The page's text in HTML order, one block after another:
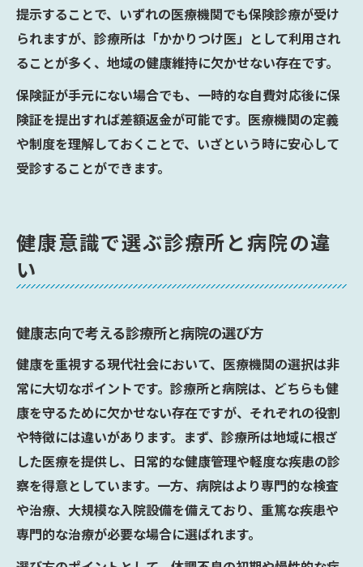
提示することで、いずれの医療機関でも保険診療が受け
られますが、診療所は「かかりつけ医」として利用され
ることが多く、地域の健康維持に欠かせない存在です。
保険証が手元にない場合でも、一時的な自費対応後に保
険証を提出すれば差額返金が可能です。医療機関の定義
や制度を理解しておくことで、いざという時に安心して
受診することができます。
健康意識で選ぶ診療所と病院の違
い
健康志向で考える診療所と病院の選び方
健康を重視する現代社会において、医療機関の選択は非
常に大切なポイントです。診療所と病院は、どちらも健
康を守るために欠かせない存在ですが、それぞれの役割
や特徴には違いがあります。まず、診療所は地域に根ざ
した医療を提供し、日常的な健康管理や軽度な疾患の診
察を得意としています。一方、病院はより専門的な検査
や治療、大規模な入院設備を備えており、重篤な疾患や
専門的な治療が必要な場合に選ばれます。